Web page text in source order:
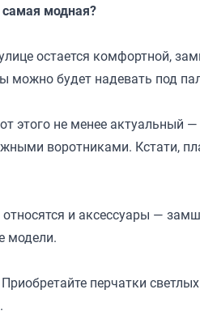
модная?
остается комфортной,
можно будет надевать под
этого не менее
воротниками. Кстати,
и аксессуары —
модели.
перчатки